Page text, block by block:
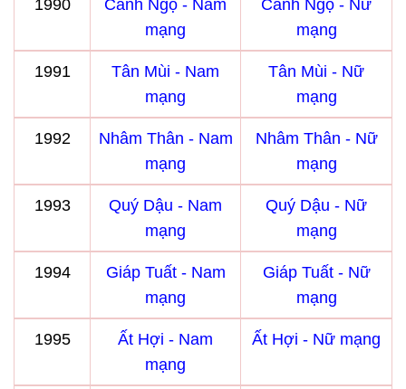
1990
Canh Ngọ - Nam
mạng
Canh Ngọ - Nữ
mạng
1991
Tân Mùi - Nam
mạng
Tân Mùi - Nữ
mạng
1992
Nhâm Thân - Nam
mạng
Nhâm Thân - Nữ
mạng
1993
Quý Dậu - Nam
mạng
Quý Dậu - Nữ
mạng
1994
Giáp Tuất - Nam
mạng
Giáp Tuất - Nữ
mạng
1995
Ất Hợi - Nam
mạng
Ất Hợi - Nữ mạng